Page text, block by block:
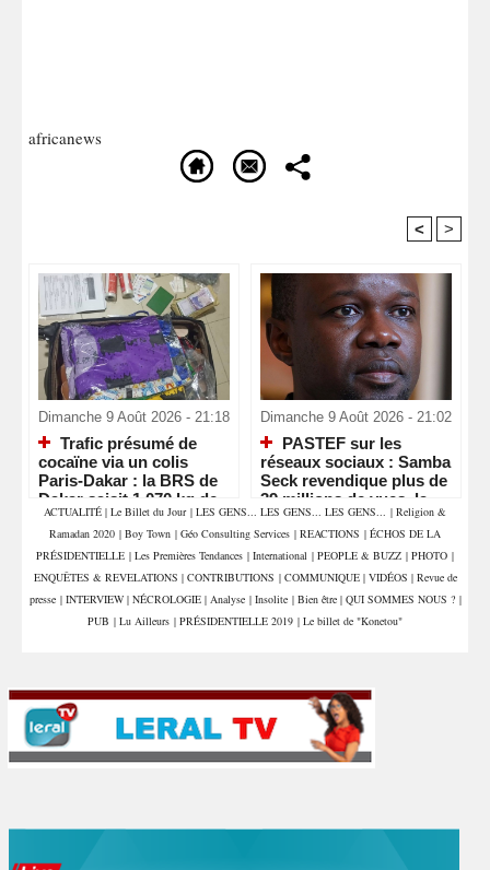
africanews
< >
Dimanche 9 Août 2026 - 21:18
Trafic présumé de
cocaïne via un colis
Paris-Dakar : la BRS de
Dakar saisit 1,070 kg de
drogue et interpelle deux
commerçants
Dimanche 9 Août 2026 - 21:02
PASTEF sur les
réseaux sociaux : Samba
Seck revendique plus de
39 millions de vues, la «
machine » numérique de
Sonko en pleine
accélération
ACTUALITÉ | Le Billet du Jour | LES GENS... LES GENS... LES GENS... | Religion &
Ramadan 2020 | Boy Town | Géo Consulting Services | REACTIONS | ÉCHOS DE LA
PRÉSIDENTIELLE | Les Premières Tendances | International | PEOPLE & BUZZ | PHOTO |
ENQUÊTES & REVELATIONS | CONTRIBUTIONS | COMMUNIQUE | VIDÉOS | Revue de
presse | INTERVIEW | NÉCROLOGIE | Analyse | Insolite | Bien être | QUI SOMMES NOUS ? |
PUB | Lu Ailleurs | PRÉSIDENTIELLE 2019 | Le billet de "Konetou"